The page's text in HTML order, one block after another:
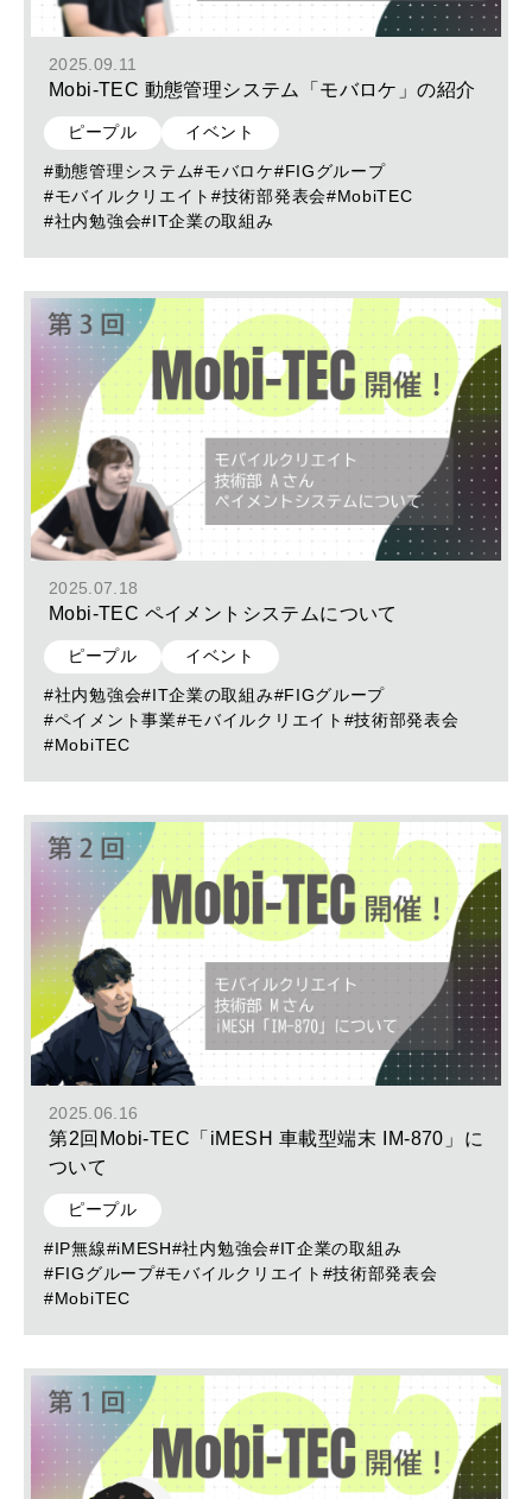
2025.09.11
Mobi-TEC 動態管理システム「モバロケ」の紹介
ピープル イベント
#動態管理システム#モバロケ#FIGグループ
#モバイルクリエイト #技術部発表会#MobiTEC
#社内勉強会#IT企業の取組み
2025.07.18
Mobi-TEC ペイメントシステムについて
ピープル イベント
#社内勉強会#IT企業の取組み#FIGグループ
#ペイメント事業#モバイルクリエイト #技術部発表会
#MobiTEC
2025.06.16
第2回Mobi-TEC「iMESH 車載型端末 IM-870」に
ついて
ピープル
#IP無線#iMESH#社内勉強会#IT企業の取組み
#FIGグループ#モバイルクリエイト #技術部発表会
#MobiTEC